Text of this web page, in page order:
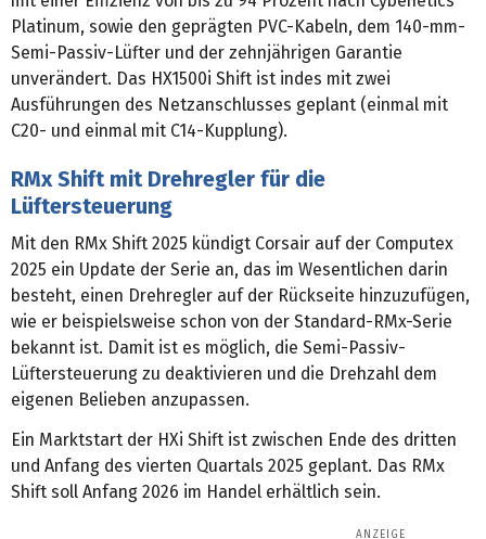
Platinum, sowie den geprägten PVC-Kabeln, dem 140-mm-
Semi-Passiv-Lüfter und der zehnjährigen Garantie
unverändert. Das HX1500i Shift ist indes mit zwei
Ausführungen des Netzanschlusses geplant (einmal mit
C20- und einmal mit C14-Kupplung).
RMx Shift mit Drehregler für die
Lüftersteuerung
Mit den RMx Shift 2025 kündigt Corsair auf der Computex
2025 ein Update der Serie an, das im Wesentlichen darin
besteht, einen Drehregler auf der Rückseite hinzuzufügen,
wie er beispielsweise schon von der Standard-RMx-Serie
bekannt ist. Damit ist es möglich, die Semi-Passiv-
Lüftersteuerung zu deaktivieren und die Drehzahl dem
eigenen Belieben anzupassen.
Ein Marktstart der HXi Shift ist zwischen Ende des dritten
und Anfang des vierten Quartals 2025 geplant. Das RMx
Shift soll Anfang 2026 im Handel erhältlich sein.